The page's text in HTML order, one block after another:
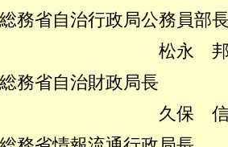
行政局公務員部
邦男
治財政局長
信保